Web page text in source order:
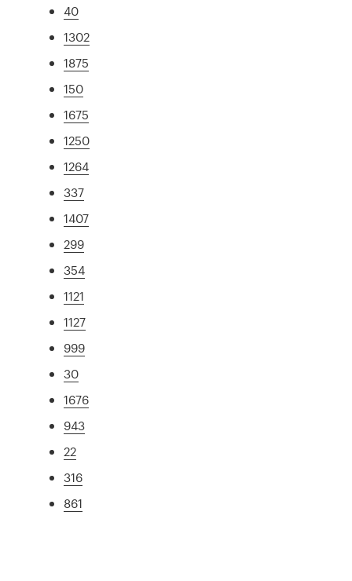
40
1302
1875
150
1675
1250
1264
337
1407
299
354
1121
1127
999
30
1676
943
22
316
861